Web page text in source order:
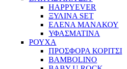
HAPPYEVER
ΞΥΛΙΝΑ SET
ΕΛΕΝΑ ΜΑΝΑΚΟΥ
ΥΦΑΣΜΑΤΙΝΑ
ΡΟΥΧΑ
ΠΡΟΣΦΟΡΑ ΚΟΡΙΤΣΙ
BAMBOLINO